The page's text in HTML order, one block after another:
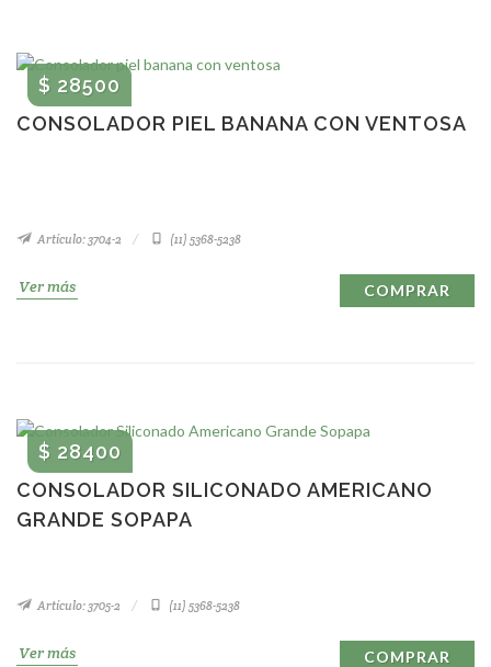
CONSOLADOR PIEL BANANA CON VENTOSA
$ 28500
Artículo: 3704-2 (11) 5368-5238
Ver más COMPRAR
CONSOLADOR SILICONADO AMERICANO
GRANDE SOPAPA
$ 28400
Artículo: 3705-2 (11) 5368-5238
Ver más COMPRAR